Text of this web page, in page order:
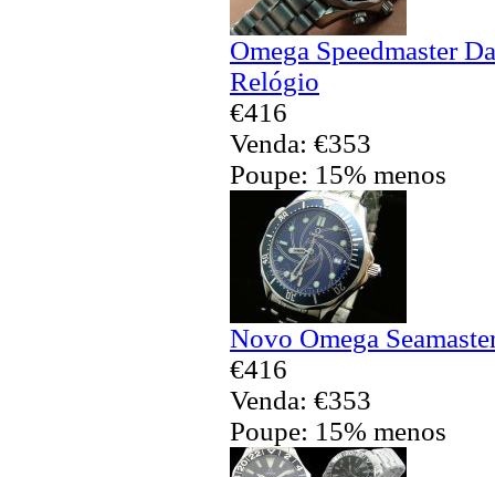
Omega Speedmaster
Relógio
€416
Venda: €353
Poupe: 15% menos
Novo Omega
€416
Venda: €353
Poupe: 15% menos